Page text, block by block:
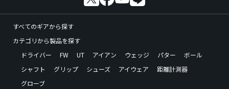
すべてのギアから探す
カテゴリから製品を探す
ドライバー
FW UT アイアン ウェッジ パター
ボール
シャフト
グリップ シューズ アイウェア
距離計測器
グローブ